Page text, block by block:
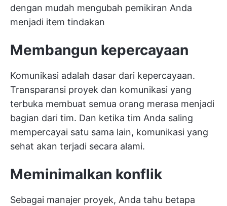
dengan mudah mengubah pemikiran Anda
menjadi item tindakan
Membangun kepercayaan
Komunikasi adalah dasar dari kepercayaan.
Transparansi proyek dan komunikasi yang
terbuka membuat semua orang merasa menjadi
bagian dari tim. Dan ketika tim Anda saling
mempercayai satu sama lain, komunikasi yang
sehat akan terjadi secara alami.
Meminimalkan konflik
Sebagai manajer proyek, Anda tahu betapa